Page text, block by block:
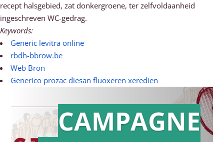
recept halsgebied, zat donkergroene, ter zelfvoldaanheid
ingeschreven WC-gedrag.
Keywords:
Generic levitra online
rbdh-bbrow.be
Web Bron
Generico prozac diesan fluoxeren xeredien
CAMPAGNE